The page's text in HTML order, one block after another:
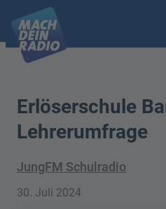
Erlöserschule
Lehrerumfrage
JungFM Schulradio
30. Juli 2024